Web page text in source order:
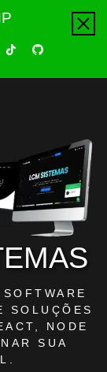
TiktokGithub
SOLUÇÕES
NODE
SUA